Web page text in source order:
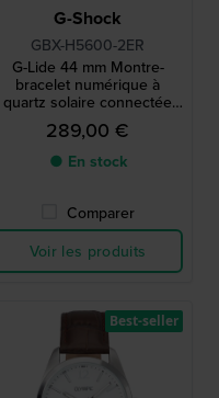
G-Shock
GBX-H5600-2ER
G-Lide 44 mm Montre-
bracelet numérique à
quartz solaire connectée
via Bluetooth avec
affichage MIP
289,00 €
● En stock
Comparer
Voir les produits
Best-seller